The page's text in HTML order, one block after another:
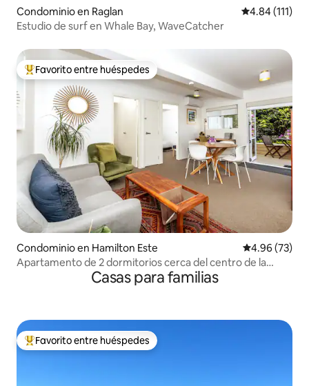
Condominio en Raglan Calificación
4.84 (111)
Estudio de surf en Whale Bay, WaveCatcher
De los mejores en Favorito entre huéspedes
Favorito entre huéspedes
Condominio en Hamilton Este Calificación
4.96 (73)
Apartamento de 2 dormitorios cerca del centro de la
ciudad con aparcamiento fuera de la calle
Casas para familias
De los mejores en Favorito entre huéspedes
Favorito entre huéspedes